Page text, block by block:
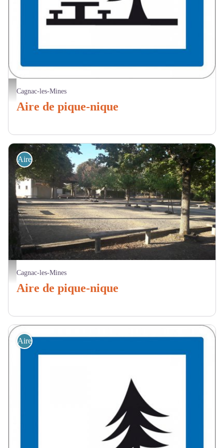
Aire de pique nique Logo
Cagnac-les-Mines
Aire de pique-nique
terrain de petanque - Mairie Cagnac
Aire de Pique Nique
Cagnac-les-Mines
Aire de pique-nique
Aire de Pique Nique